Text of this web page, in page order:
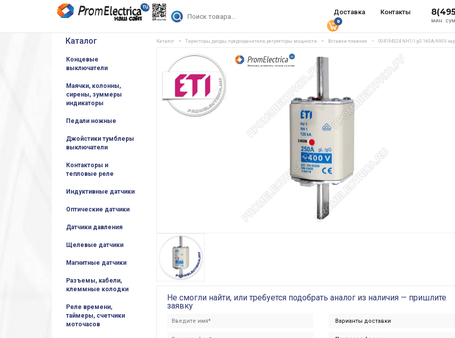
Доставка Контакты
мин.
0
Каталог
Концевые
выключатели
Маячки, колонны,
сирены, зуммеры
индикаторы
Педали ножные
Джойстики тумблеры
выключатели
Контакторы и
тепловые реле
Индуктивные датчики
Оптические датчики
Датчики давления
Щелевые датчики
Магнитные датчики
Разъемы, кабели,
клеммные колодки
Реле времени,
таймеры, счетчики
моточасов
Каталог Тиристоры, диоды, предохранители, регуляторы мощности Вставки плавкие 004194324 NH1/I gG 160A/690V
Не смогли найти, или требуется подобрать аналог из наличия — пришлите
заявку